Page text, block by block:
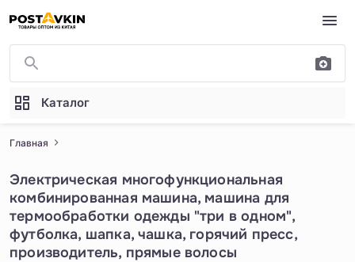
Перейти к основному содержимому
Каталог
Главная
Электрическая многофункциональная
комбинированная машина, машина для
термообработки одежды "три в одном",
футболка, шапка, чашка, горячий пресс,
производитель, прямые волосы